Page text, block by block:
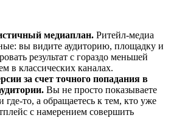
медиаплан. Ритейл-медиа
вы видите аудиторию, площадку и
результат с гораздо меньшей
в классических каналах.
за счет точного попадания в
Вы не просто показываете
где-то, а обращаетесь к тем, кто уже
с намерением совершить